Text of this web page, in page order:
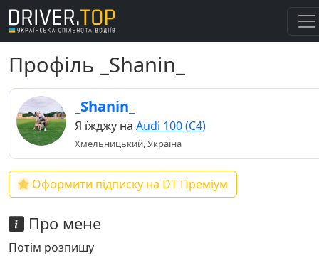
Профіль _Shanin_
_Shanin_
Я їжджу на Audi 100 (C4)
Хмельницький, Україна
Оформити підписку на DT Преміум
Про мене
Потім розпишу